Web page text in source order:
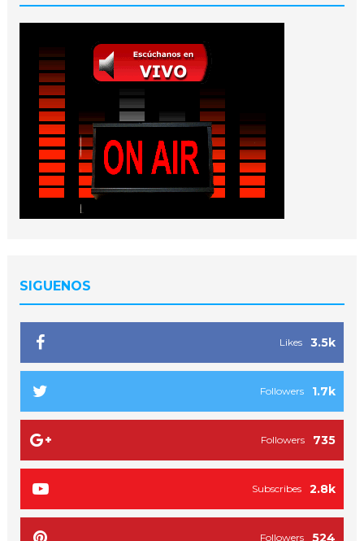
SIGUENOS
3.5k
Likes
1.7k
Followers
735
Followers
2.8k
Subscribes
524
Followers